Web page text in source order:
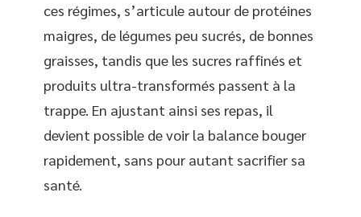
ces régimes, s’articule autour de protéines
maigres, de légumes peu sucrés, de bonnes
graisses, tandis que les sucres raffinés et
produits ultra-transformés passent à la
trappe. En ajustant ainsi ses repas, il
devient possible de voir la balance bouger
rapidement, sans pour autant sacrifier sa
santé.